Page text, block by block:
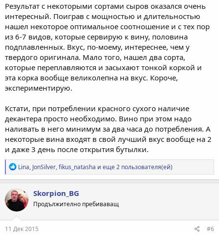
Результат с некоторыми сортами сыров оказался очень
интересный. Поиграв с мощностью и длительностью
нашел некоторое оптимальное соотношение и с тех пор
из 6-7 видов, которые сервирую к вину, половина
подплавленных. Вкус, по-моему, интереснее, чем у
твердого оригинала. Мало того, нашел два сорта,
которые переплавляются и засыхают тонкой коркой и
эта корка вообще великолепна на вкус. Короче,
экспериментирую.
Кстати, при потреблении красного сухого наличие
декантера просто необходимо. Вино при этом надо
наливать в него минимум за два часа до потребления. А
некоторые вина входят в свой лучший вкус вообще на 2
и даже 3 день после открытия бутылки.
Р
е
а
к
ц
и
:
Lina, JonSilver,fikus_natasha и еще 2 пользователя(ей)
Skorpion_BG
Продължително пребиваващ
11 Дек 2015 #6